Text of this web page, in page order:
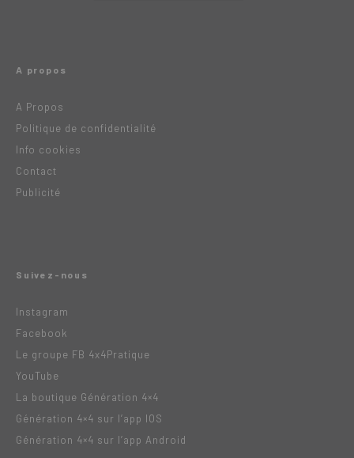
A propos
A Propos
Politique de confidentialité
Info cookies
Contact
Publicité
Suivez-nous
Instagram
Facebook
Le groupe FB 4x4Pratique
YouTube
La boutique Génération 4×4
Génération 4×4 sur l’app IOS
Génération 4×4 sur l’app Android